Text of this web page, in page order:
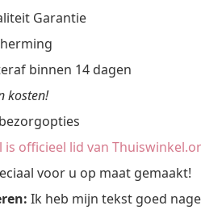
Garantie
binnen 14 dagen
kosten!
is officieel lid van
voor u op maat gemaakt!
Ik heb mijn tekst goed